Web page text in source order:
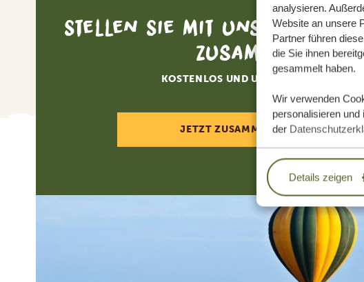
analysieren.
Website an unsere
Partner führen
die Sie ihnen
gesammelt haben.
Wir verwenden
personalisieren
der
Details zeigen
Stellen Sie mit uns Ihre
zusammen
KOSTENLOS UND UNVERBINDLICH
JETZT ZUSAMMENSTELLEN